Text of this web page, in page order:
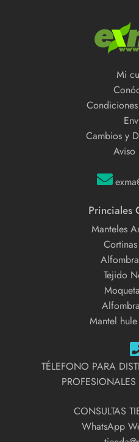
Mi
Cambios y
Aviso
Princiales
Manteles
Tejido
Mantel
TÉLEFONO PARA
CONSULTAS
WhatsApp